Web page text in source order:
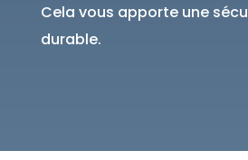
Cela vous apporte une
durable.